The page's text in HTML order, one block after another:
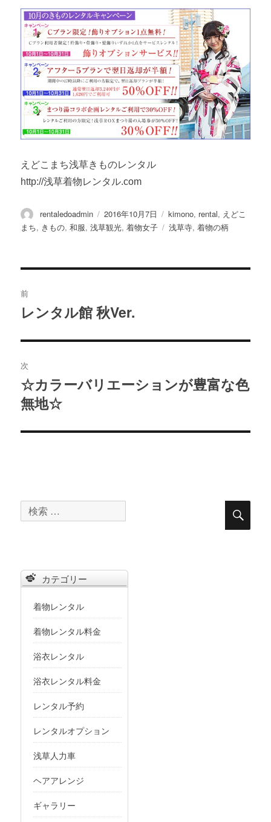
えどこまち浅草きものレンタル
http://浅草着物レンタル.com
投
稿
rentaledoadmin
投
稿
2016年10月7日
カ
テ
kimono, rental, えどこ
まち, きもの,和服,浅草観光,着物女子
タ
浅草寺,着物の柄
稿
ナ
ビ
ゲ
ー
シ
ョ
ン
前
過
の
投
稿:
レンタル館 秋Ver.
次
次
の
稿:
☆カラーバリエーションが豊富な色
無地☆
検
検
カテゴリー
着物レンタル
着物レンタル料金
浴衣レンタル
浴衣レンタル料金
レンタル予約
レンタルオプション
浅草人力車
ヘアアレンジ
ギャラリー